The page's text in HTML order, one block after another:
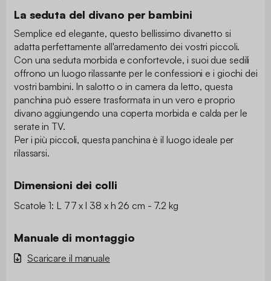
La seduta del divano per bambini
Semplice ed elegante, questo bellissimo divanetto si
adatta perfettamente all'arredamento dei vostri piccoli.
Con una seduta morbida e confortevole, i suoi due sedili
offrono un luogo rilassante per le confessioni e i giochi dei
vostri bambini. In salotto o in camera da letto, questa
panchina può essere trasformata in un vero e proprio
divano aggiungendo una coperta morbida e calda per le
serate in TV.
Per i più piccoli, questa panchina è il luogo ideale per
rilassarsi.
Dimensioni dei colli
Scatole 1: L 77 x l 38 x h 26 cm - 7.2 kg
Manuale di montaggio
Scaricare il manuale